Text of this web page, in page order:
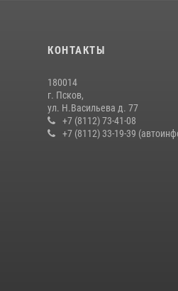
КОНТАКТЫ
180014
г. Псков,
ул. Н.Васильева д. 77
+7 (8112) 73-41-08
+7 (8112) 33-19-39